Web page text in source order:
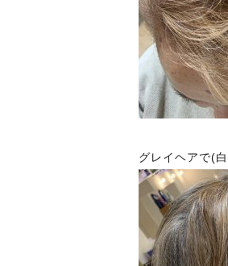
グレイヘアで(